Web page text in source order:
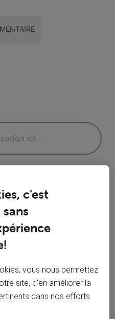
c’est
vous nous permettez
site, d’en améliorer la
dans nos efforts